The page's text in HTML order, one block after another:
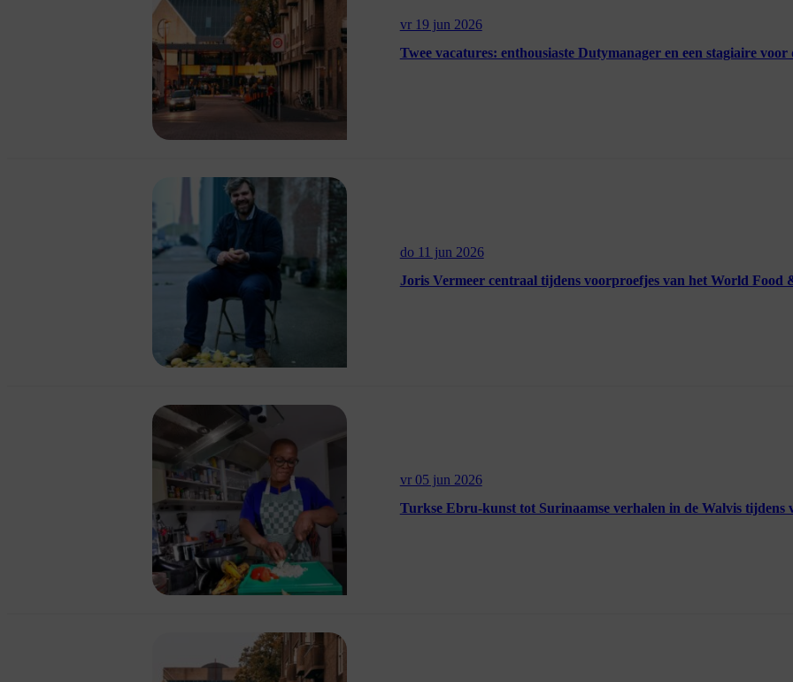
vr 19 jun 2026
Twee vacatures: enthousiaste Dutymanager en een stagiaire
do 11 jun 2026
Joris Vermeer centraal tijdens voorproefjes van het World Food
vr 05 jun 2026
Turkse Ebru-kunst tot Surinaamse verhalen in de Walvis